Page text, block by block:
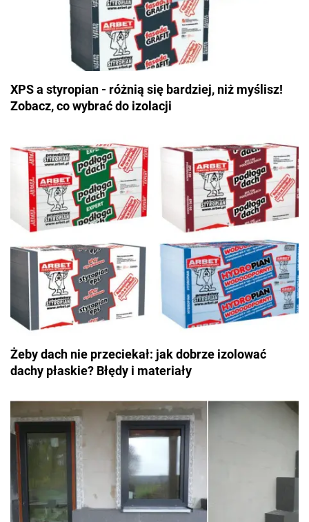
XPS a styropian - różnią się bardziej, niż myślisz!
Zobacz, co wybrać do izolacji
Żeby dach nie przeciekał: jak dobrze izolować
dachy płaskie? Błędy i materiały